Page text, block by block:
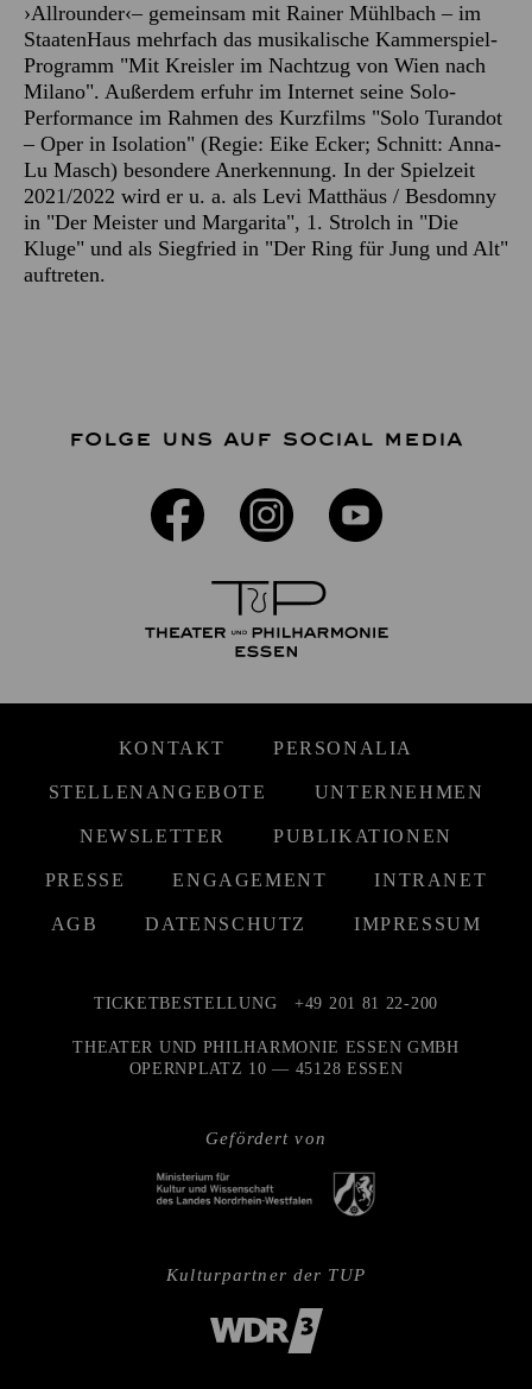
›Allrounder‹– gemeinsam mit Rainer Mühlbach – im
StaatenHaus mehrfach das musikalische Kammerspiel-
Programm "Mit Kreisler im Nachtzug von Wien nach
Milano". Außerdem erfuhr im Internet seine Solo-
Performance im Rahmen des Kurzfilms "Solo Turandot
– Oper in Isolation" (Regie: Eike Ecker; Schnitt: Anna-
Lu Masch) besondere Anerkennung. In der Spielzeit
2021/2022 wird er u. a. als Levi Matthäus / Besdomny
in "Der Meister und Margarita", 1. Strolch in "Die
Kluge" und als Siegfried in "Der Ring für Jung und Alt"
auftreten.
FOLGE UNS AUF SOCIAL MEDIA
KONTAKT PERSONALIA
STELLENANGEBOTE UNTERNEHMEN
NEWSLETTER PUBLIKATIONEN
PRESSE ENGAGEMENT INTRANET
AGB DATENSCHUTZ IMPRESSUM
Gefördert von
TICKETBESTELLUNG +49 201 81 22-200
THEATER UND PHILHARMONIE ESSEN GMBH
OPERNPLATZ 10 — 45128 ESSEN
Kulturpartner der TUP